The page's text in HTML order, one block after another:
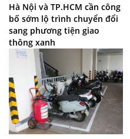
Hà Nội và TP.HCM cần công
bố sớm lộ trình chuyển đổi
sang phương tiện giao
thông xanh